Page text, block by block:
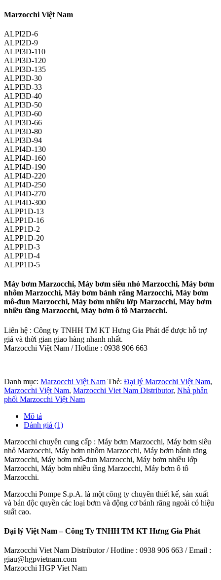
Marzocchi Việt Nam
ALPI2D-6
ALPI2D-9
ALPI3D-110
ALPI3D-120
ALPI3D-135
ALPI3D-30
ALPI3D-33
ALPI3D-40
ALPI3D-50
ALPI3D-60
ALPI3D-66
ALPI3D-80
ALPI3D-94
ALPI4D-130
ALPI4D-160
ALPI4D-190
ALPI4D-220
ALPI4D-250
ALPI4D-270
ALPI4D-300
ALPP1D-13
ALPP1D-16
ALPP1D-2
ALPP1D-20
ALPP1D-3
ALPP1D-4
ALPP1D-5
Máy bơm Marzocchi, Máy bơm siêu nhỏ Marzocchi, Máy bơm
nhôm Marzocchi, Máy bơm bánh răng Marzocchi, Máy bơm
mô-đun Marzocchi, Máy bơm nhiều lớp Marzocchi, Máy bơm
nhiều tầng Marzocchi, Máy bơm ô tô Marzocchi.
Liên hệ : Công ty TNHH TM KT Hưng Gia Phát để được hỗ trợ
giá và thời gian giao hàng nhanh nhất.
Marzocchi Việt Nam / Hotline : 0938 906 663
Danh mục: Marzocchi Việt Nam Thẻ: Đại lý Marzocchi Việt Nam,
Marzocchi Việt Nam, Marzocchi Viet Nam Distributor, Nhà phân
phối Marzocchi Việt Nam
Mô tả
Đánh giá (1)
Marzocchi chuyên cung cấp : Máy bơm Marzocchi, Máy bơm siêu
nhỏ Marzocchi, Máy bơm nhôm Marzocchi, Máy bơm bánh răng
Marzocchi, Máy bơm mô-đun Marzocchi, Máy bơm nhiều lớp
Marzocchi, Máy bơm nhiều tầng Marzocchi, Máy bơm ô tô
Marzocchi.
Marzocchi Pompe S.p.A. là một công ty chuyên thiết kế, sản xuất
và bán độc quyền các loại bơm và động cơ bánh răng ngoài có hiệu
suất cao.
Đại lý Việt Nam – Công Ty TNHH TM KT Hưng Gia Phát
Marzocchi Viet Nam Distributor / Hotline : 0938 906 663 / Email :
giau@hgpvietnam.com
Marzocchi HGP Viet Nam